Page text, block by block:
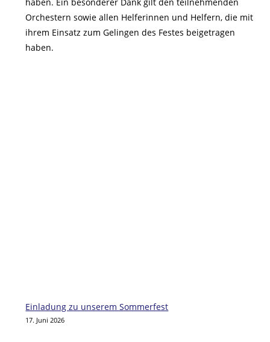
haben. Ein besonderer Dank gilt den teilnehmenden
Orchestern sowie allen Helferinnen und Helfern, die mit
ihrem Einsatz zum Gelingen des Festes beigetragen
haben.
Einladung zu unserem Sommerfest
17. Juni 2026